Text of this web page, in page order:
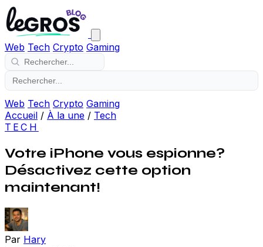
Web Tech Crypto Gaming
Web Tech Crypto Gaming
Accueil / À la une / Tech
TECH
Votre iPhone vous espionne?
Désactivez cette option
maintenant!
Par Hary